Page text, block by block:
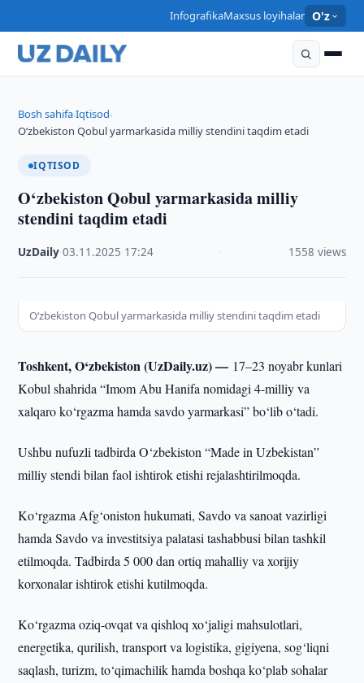
InfografikaMaxsus loyihalar O'z
Bosh sahifa›Iqtisod›
O‘zbekiston Qobul yarmarkasida milliy stendini taqdim etadi
IQTISOD
O‘zbekiston Qobul yarmarkasida milliy
stendini taqdim etadi
UzDaily ·03.11.2025 17:24 1558 views
O‘zbekiston Qobul yarmarkasida milliy stendini taqdim etadi
Toshkent, O‘zbekiston (UzDaily.uz) — 17–23 noyabr kunlari
Kobul shahrida “Imom Abu Hanifa nomidagi 4-milliy va
xalqaro ko‘rgazma hamda savdo yarmarkasi” bo‘lib o‘tadi.
Ushbu nufuzli tadbirda O‘zbekiston “Made in Uzbekistan”
milliy stendi bilan faol ishtirok etishi rejalashtirilmoqda.
Ko‘rgazma Afg‘oniston hukumati, Savdo va sanoat vazirligi
hamda Savdo va investitsiya palatasi tashabbusi bilan tashkil
etilmoqda. Tadbirda 5 000 dan ortiq mahalliy va xorijiy
korxonalar ishtirok etishi kutilmoqda.
Ko‘rgazma oziq-ovqat va qishloq xo‘jaligi mahsulotlari,
energetika, qurilish, transport va logistika, gigiyena, sog‘liqni
saqlash, turizm, to‘qimachilik hamda boshqa ko‘plab sohalar